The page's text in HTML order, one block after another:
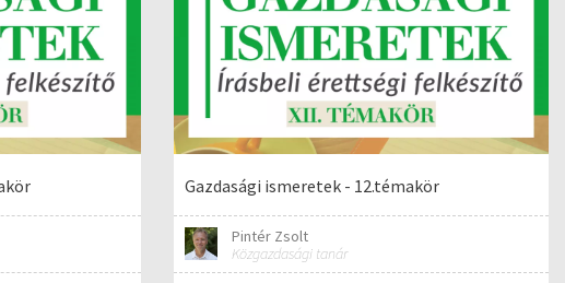
Gazdasági ismeretek - 12.témakör
Pintér Zsolt
Közgazdasági tanár